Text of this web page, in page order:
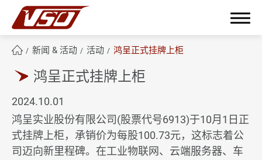
新闻 & 活动 活动 鸿呈正式挂牌上柜
鸿呈正式挂牌上柜
2024.10.01
鸿呈实业股份有限公司(股票代号6913)于10月1日正
式挂牌上柜，承销价为每股100.73元，这标志着公
司迈向新里程碑。在工业物联网、云端服务器、车
繁體中文
关于鸿呈